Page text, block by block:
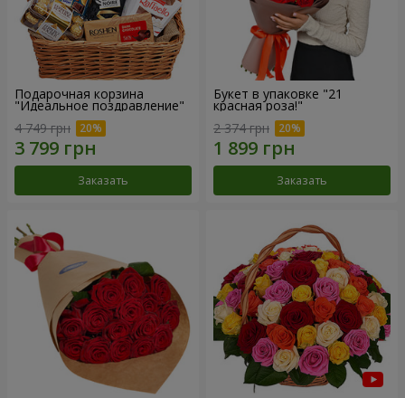
Подарочная корзина
"Идеальное поздравление"
4 749 грн
Заказать
Букет в упаковке "21
красная роза!"
2 374 грн
Заказать